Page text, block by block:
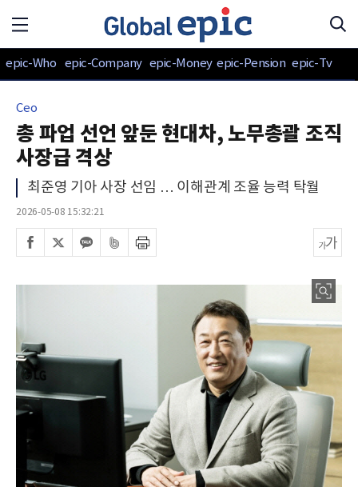
epic-Who epic-Company epic-Money epic-Pension epic-Tv
Ceo
총 파업 선언 앞둔 현대차, 노무총괄 조직
사장급 격상
최준영 기아 사장 선임 … 이해관계 조율 능력 탁월
2026-05-08 15:32:21